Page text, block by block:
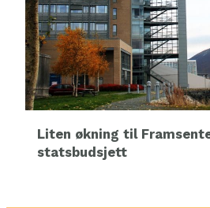
Liten økning til
statsbudsjett